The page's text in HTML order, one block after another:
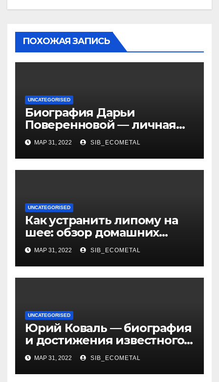
ПОХОЖАЯ ЗАПИСЬ
UNCATEGORISED
Биография Дарьи
Поверенновой — личная
жизнь, карьера и
достижения знаменитой
российской актрисы
МАР 31, 2022 SIB_ECOMETAL
UNCATEGORISED
Как устранить липому на
шее: обзор домашних
методов лечения
МАР 31, 2022 SIB_ECOMETAL
UNCATEGORISED
Юрий Коваль — биография
и достижения известного
украинского дизайнера
МАР 31, 2022 SIB_ECOMETAL